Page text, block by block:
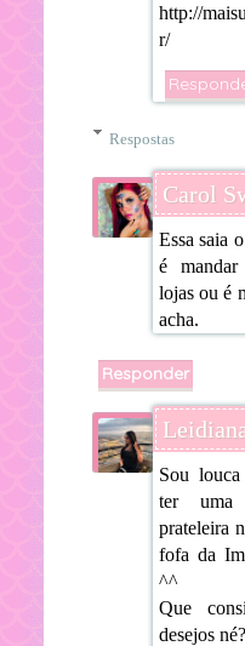
http://
r/
Respostas
Carol
Essa saia
é
lojas ou é
acha.
Responder
Sou louca
ter uma
prateleira
fofa da
^^
Que
desejos né?